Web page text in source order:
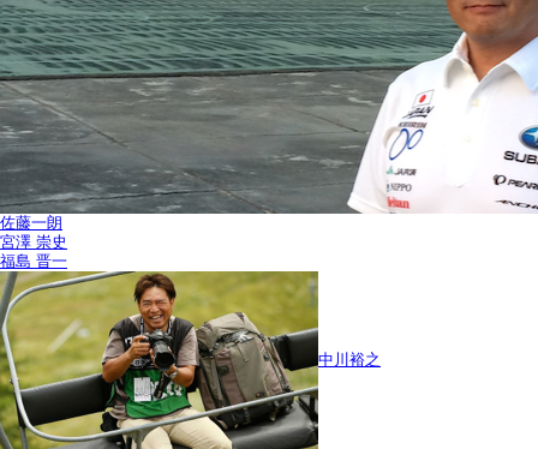
佐藤一朗
宮澤 崇史
福島 晋一
中川裕之